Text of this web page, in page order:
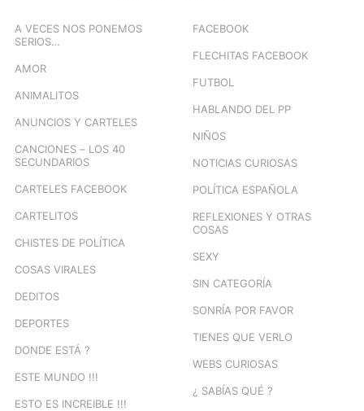
A VECES NOS PONEMOS
SERIOS…
AMOR
ANIMALITOS
ANUNCIOS Y CARTELES
CANCIONES – LOS 40
SECUNDARIOS
CARTELES FACEBOOK
CARTELITOS
CHISTES DE POLÍTICA
COSAS VIRALES
DEDITOS
DEPORTES
DONDE ESTÁ ?
ESTE MUNDO !!!
ESTO ES INCREIBLE !!!
FACEBOOK
FLECHITAS FACEBOOK
FUTBOL
HABLANDO DEL PP
NIÑOS
NOTICIAS CURIOSAS
POLÍTICA ESPAÑOLA
REFLEXIONES Y OTRAS
COSAS
SEXY
SIN CATEGORÍA
SONRÍA POR FAVOR
TIENES QUE VERLO
WEBS CURIOSAS
¿ SABÍAS QUÉ ?